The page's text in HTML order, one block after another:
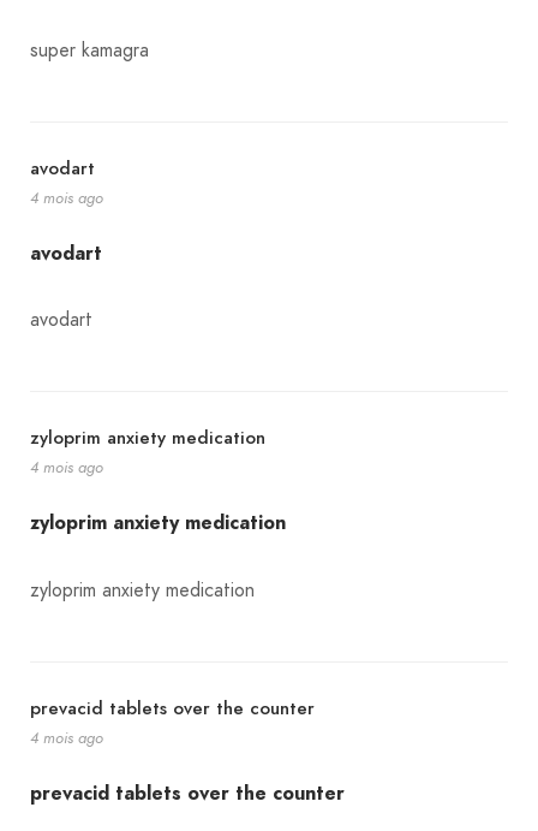
super kamagra
avodart
4 mois ago
avodart
avodart
zyloprim anxiety medication
4 mois ago
zyloprim anxiety medication
zyloprim anxiety medication
prevacid tablets over the counter
4 mois ago
prevacid tablets over the counter